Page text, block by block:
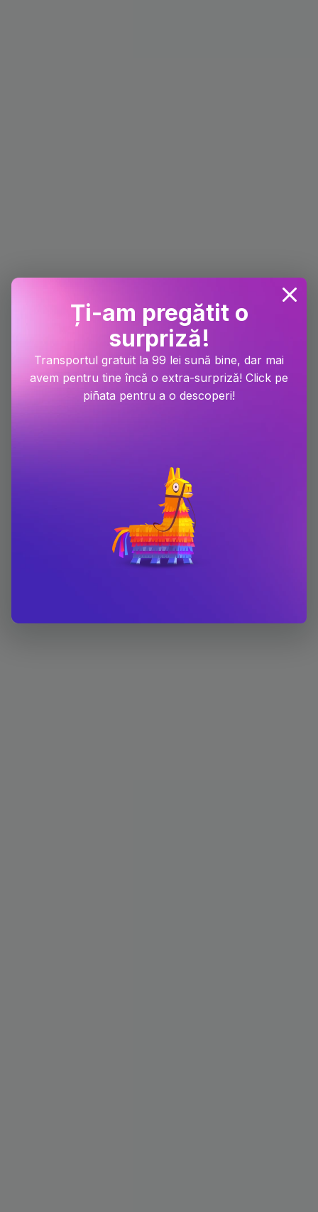
Ți-am pregătit o
surpriză!
Transportul gratuit la 99 lei sună bine, dar mai
avem pentru tine încă o extra-surpriză! Click pe
piñata pentru a o descoperi!